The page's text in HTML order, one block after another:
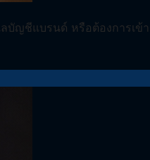
บัญชีแบรนด์ หรือต้องการเ